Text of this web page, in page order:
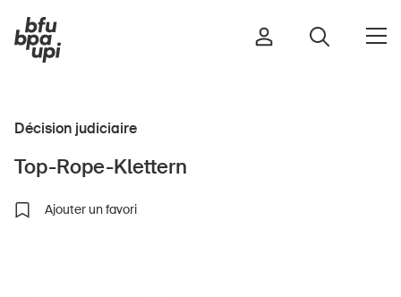
Sport et activité physique
Maison et jardin
Décision judiciaire
Top-Rope-Klettern
Ajouter un favori